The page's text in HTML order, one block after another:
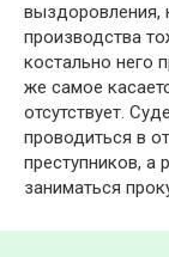
выздоровления,
производства
костально него
же самое
отсутствует.
проводиться в
преступников,
заниматься